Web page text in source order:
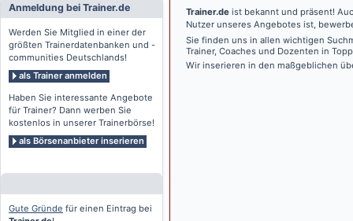
Anmeldung bei Trainer.de
Werden Sie Mitglied in einer der
größten Trainerdatenbanken und -
communities Deutschlands!
als Trainer anmelden
Haben Sie interessante Angebote
für Trainer? Dann werben Sie
kostenlos in unserer Trainerbörse!
als Börsenanbieter inserieren
Gute Gründe für einen Eintrag bei
Trainer.de ist bekannt und präsent!
Nutzer unseres Angebotes ist,
Sie finden uns in allen wichtigen
Trainer, Coaches und Dozenten in
Wir inserieren in den maßgeblichen